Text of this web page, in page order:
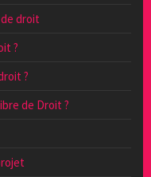
droit
?
?
de Droit ?